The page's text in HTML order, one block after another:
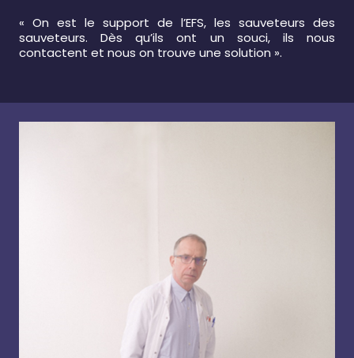
« On est le support de l’EFS, les sauveteurs des
sauveteurs. Dès qu’ils ont un souci, ils nous
contactent et nous on trouve une solution ».